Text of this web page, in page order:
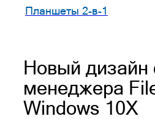
Планшеты 2-в-1
Новый дизайн
менеджера
Windows 10X